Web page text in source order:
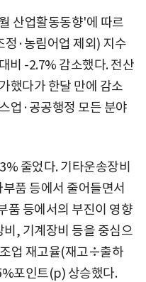
산업활동동향'에 따르
·농림어업 제외) 지수
비 -2.7% 감소했다. 전산
했다가 한달 만에 감소
업·공공행정 모든 분야
줄었다. 기타운송장비
품 등에서 줄어들면서
품 등에서의 부진이 영향
, 기계장비 등을 중심으
업 재고율(재고÷출하
포인트(p) 상승했다.